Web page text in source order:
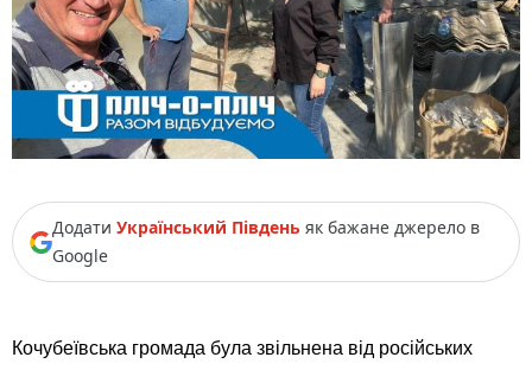
Додати Український Південь як бажане джерело в
Google
Кочубеївська громада була звільнена від російських